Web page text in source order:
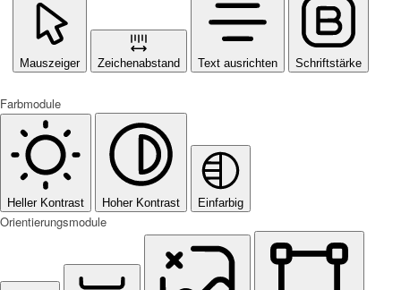
Mauszeiger Zeichenabstand Text ausrichten Schriftstärke
Farbmodule
Heller Kontrast Hoher Kontrast Einfarbig
Orientierungsmodule